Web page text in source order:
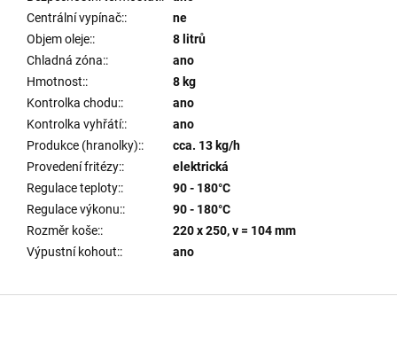
Centrální vypínač::
ne
Objem oleje::
8 litrů
Chladná zóna::
ano
Hmotnost::
8 kg
Kontrolka chodu::
ano
Kontrolka vyhřátí::
ano
Produkce (hranolky)::
cca. 13 kg/h
Provedení fritézy::
elektrická
Regulace teploty::
90 - 180°C
Regulace výkonu::
90 - 180°C
Rozměr koše::
220 x 250, v = 104 mm
Výpustní kohout:: ano